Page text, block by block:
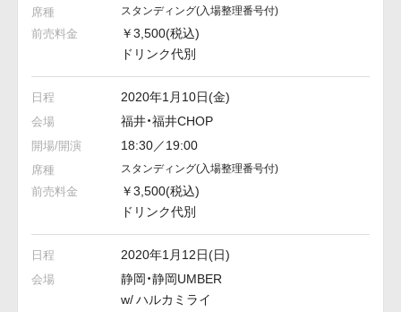
スタンディング(入場整理番号付)
￥3,500(税込)
ドリンク代別
2020年1月10日(金)
福井・福井CHOP
18:30／19:00
スタンディング(入場整理番号付)
￥3,500(税込)
ドリンク代別
2020年1月12日(日)
静岡・静岡UMBER
w/ ハルカミライ